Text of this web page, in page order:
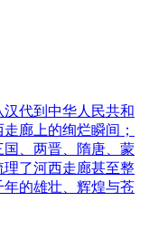
代到中华人民共和
廊上的绚烂瞬间；
国、两晋、隋唐、蒙
了河西走廊甚至整
的雄壮、辉煌与苍